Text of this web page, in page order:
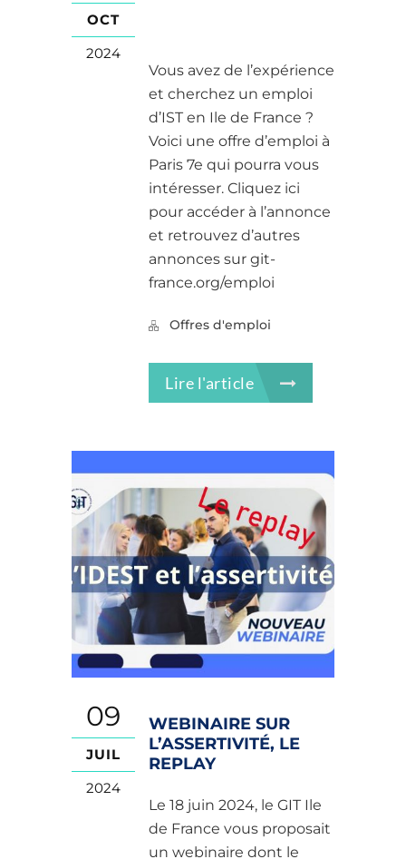
OCT
2024
Vous avez de l’expérience
et cherchez un emploi
d’IST en Ile de France ?
Voici une offre d’emploi à
Paris 7e qui pourra vous
intéresser. Cliquez ici
pour accéder à l’annonce
et retrouvez d’autres
annonces sur git-
france.org/emploi
Offres d'emploi
Lire l'article
09
JUIL
2024
WEBINAIRE SUR
L’ASSERTIVITÉ, LE
REPLAY
Le 18 juin 2024, le GIT Ile
de France vous proposait
un webinaire dont le